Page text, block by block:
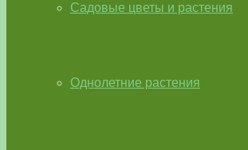
Садовые цветы и растения
Однолетние растения